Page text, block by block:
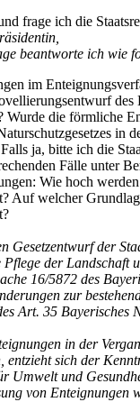
frage ich die
beantworte ich wie
im
des
Wurde die förmliche
in
ja, bitte ich die
Fälle unter
Wie hoch
Auf welcher
Gesetzentwurf der
Pflege der Landschaft
16/5872 des
zur
Art. 35 Bayerisches
in der
entzieht sich der
Umwelt und
von Enteignungen